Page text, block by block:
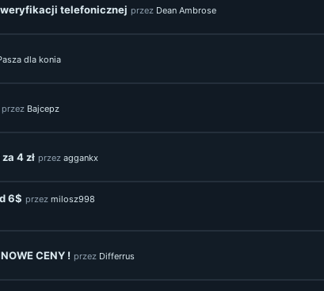
telefonicznej przez Dean Ambrose
dla konia
przez Bajcepz
4 zł przez aggankx
6$ przez milosz998
CENY ! przez Differrus